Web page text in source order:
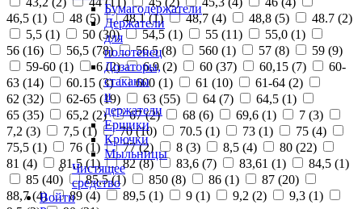
Бумагодержатели
Держатели
для
полотенец
Дозаторы,
стаканы
и
держатели
Ершики
Крючки
Мыльницы
Чистящее
средство
Войти
46,5 (1) 48 (5) 48,1 (1) 48,7 (4) 48,8 (5) 48.7 (2)
5,5 (1) 50 (30) 54,5 (1) 55 (11) 55,0 (1)
56 (16) 56,5 (78) 56.5 (8) 560 (1) 57 (8) 59 (9)
59-60 (1) 6 (2) 6,9 (2) 60 (37) 60,15 (7)
60-
63 (14) 60.15 (3) 600 (1) 61 (10) 61-64 (2)
62 (32) 62-65 (19) 63 (55) 64 (7) 64,5 (1)
65 (35) 65,2 (2) 67 (2) 68 (6) 69,6 (1) 7 (3)
7,2 (3) 7,5 (1) 70 (10) 70.5 (1) 73 (1) 75 (4)
75,5 (1) 76 (1) 77 (2) 8 (3) 8,5 (4) 80 (22)
81 (4) 81,5 (1) 82 (8) 83,6 (7) 83,61 (1) 84,5 (1)
85 (40) 85,5 (1) 850 (8) 86 (1) 87 (20)
88,7 (4) 89 (4) 89,5 (1) 9 (1) 9,2 (2) 9,3 (1)